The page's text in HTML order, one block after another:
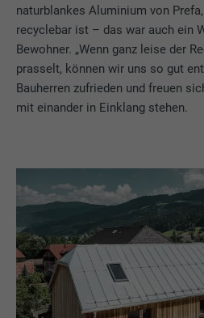
naturblankes Aluminium von
recyclebar ist – das war auch ein
Bewohner. „Wenn ganz leise der
prasselt, können wir uns so gut
Bauherren zufrieden und freuen
mit einander in Einklang stehen.